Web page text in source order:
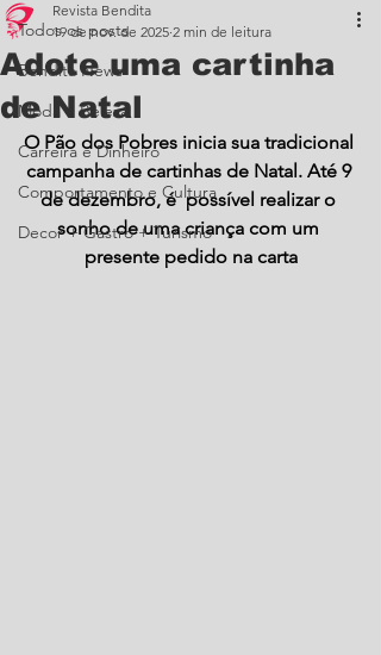
Todos os posts
Bendita News
Moda e Beleza
Carreira e Dinheiro
Comportamento e Cultura
Decor + Gastro + Turismo
Adote uma cartinha
de Natal
Revista Bendita
19 de nov. de 2025 2 min de leitura
O Pão dos Pobres inicia sua tradicional
campanha de cartinhas de Natal. Até 9
de dezembro, é  possível realizar o
sonho de uma criança com um
presente pedido na carta